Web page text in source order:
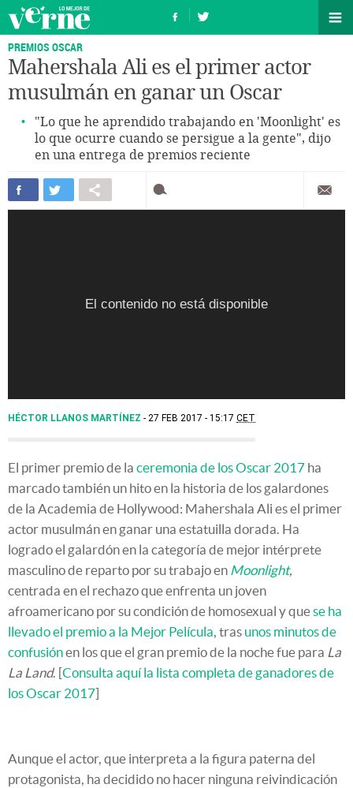
PREMIOS OSCAR
Mahershala Ali es el primer actor
musulmán en ganar un Oscar
"Lo que he aprendido trabajando en 'Moonlight' es
lo que ocurre cuando se persigue a la gente", dijo
en una entrega de premios reciente
El contenido no está disponible
El contenido no está disponible
El contenido no está disponible
El contenido no está disponible
El contenido no está disponible
El contenido no está disponible
El contenido no está disponible
El contenido no está disponible
El contenido no está disponible
HÉCTOR LLANOS MARTÍNEZ 27 FEB 2017 - 15:17 CET
El primer premio de la ceremonia de los Oscar 2017 ha
marcado también un hito en la historia de los galardones
de la Academia de Hollywood: Mahershala Ali es el primer
actor musulmán en ganar una estatuilla dorada. Ha
logrado el galardón en la categoría de mejor intérprete
masculino de reparto por su trabajo en Moonlight,
centrada en el rechazo que enfrenta un joven
afroamericano por su condición de homosexual y quese ha
llevado el premio a la Mejor Película, tras unos minutos de
confusiónen los que el gran premio de la noche fue para La
La Land. [Consulta aquí la lista completa de ganadores de
los Oscar 2017]
Aunque el actor, que interpreta a la figura paterna del
protagonista, ha decidido no hacer ninguna reivindicación